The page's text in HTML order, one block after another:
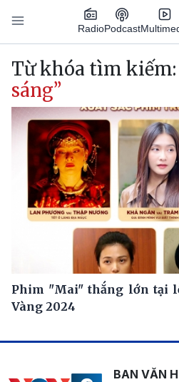
Nhảy đến nội dung
RadioPodcast
Main navigation
Từ khóa tìm kiếm:
sáng”
Phim "Mai" thắng lớn tại
Vàng 2024
BAN VĂN